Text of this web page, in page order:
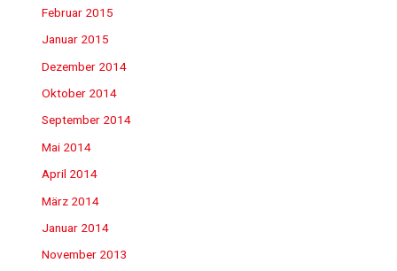
Februar 2015
Januar 2015
Dezember 2014
Oktober 2014
September 2014
Mai 2014
April 2014
März 2014
Januar 2014
November 2013